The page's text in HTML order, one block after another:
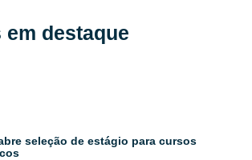
em destaque
seleção de estágio para cursos